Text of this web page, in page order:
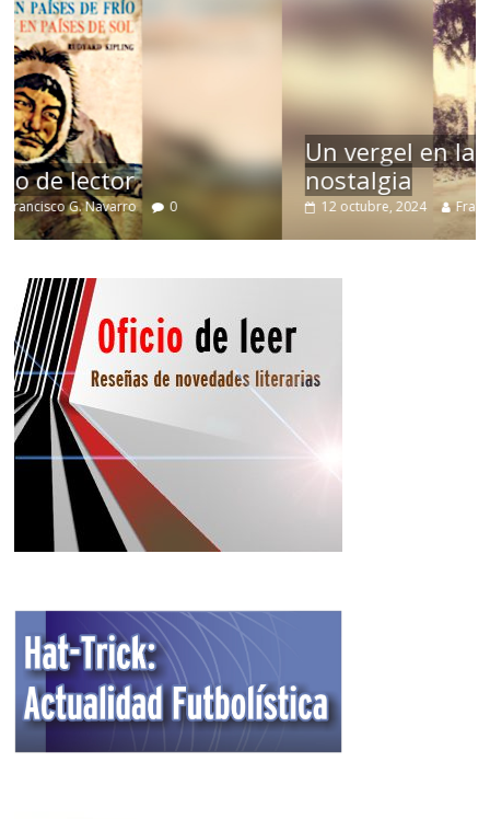
Un vergel en las nieblas de la
nostalgia
12 octubre, 2024 Francisco G. Navarro 0